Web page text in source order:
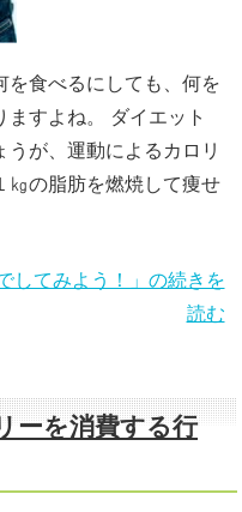
を食べるにしても、何を
すよね。 ダイエット
が、運動によるカロリ
㎏の脂肪を燃焼して痩せ
してみよう！」の続きを
読む
ーを消費する行